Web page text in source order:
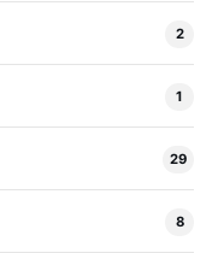
2
1
29
8